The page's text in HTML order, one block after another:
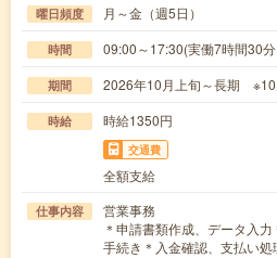
曜日頻度 月～金（週5日）
時間 09:00～17:30(実働7時間30
期間 2026年10月上旬～長期 ※10
時給 時給1350円
交通費
全額支給
仕事内容
営業事務
＊申請書類作成、データ入
手続き＊入金確認、支払い